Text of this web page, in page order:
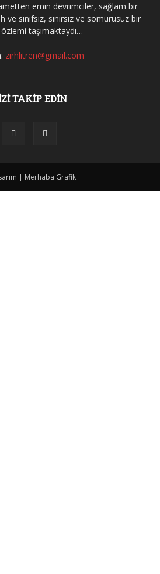
emin devrimciler, sağlam bir
sınıfsız, sınırsız ve sömürüsüz bir
taşımaktaydı…
zirhlitren@gmail.com
TAKİP EDİN
| Merhaba Grafik